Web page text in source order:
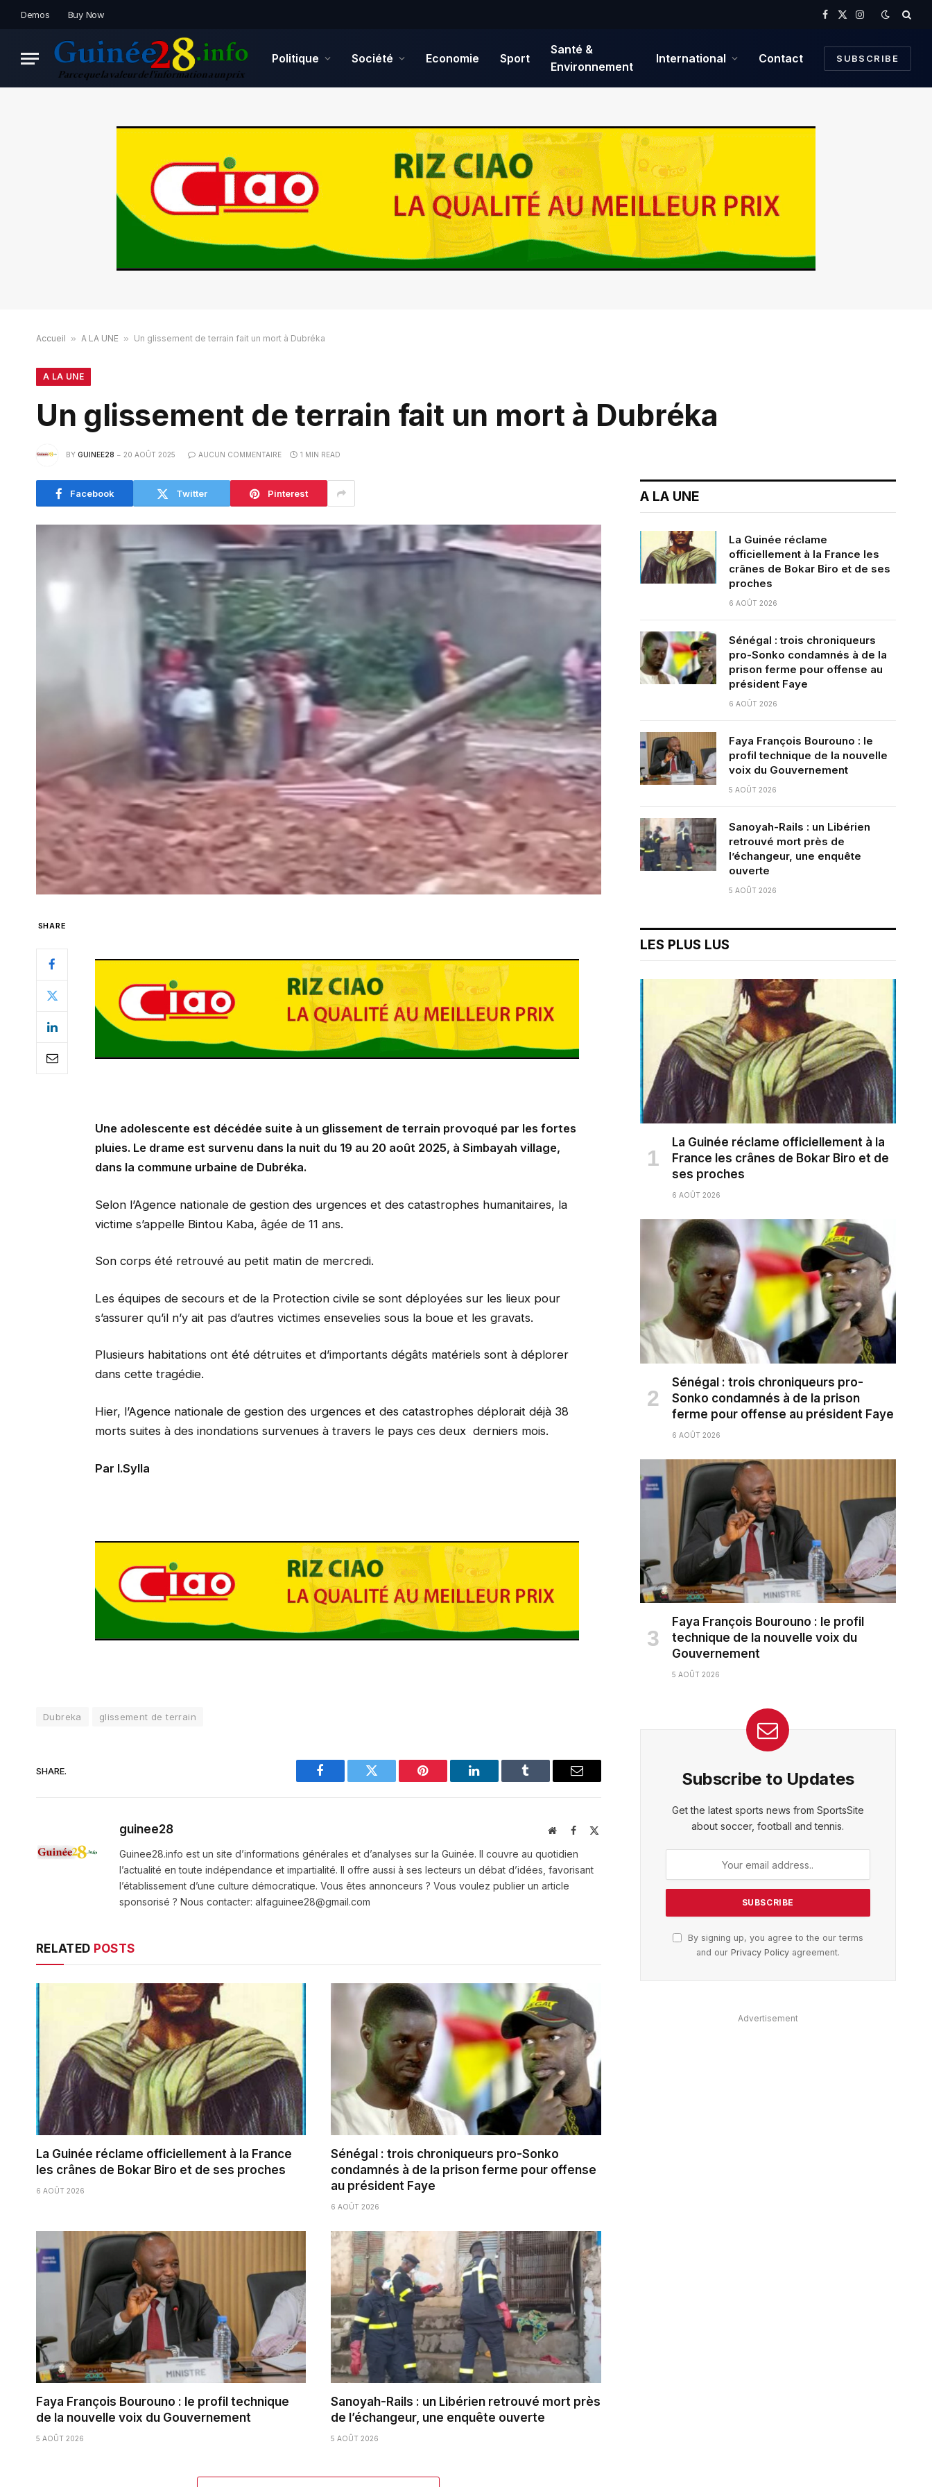
Demos Buy Now
Facebook
X
Instagram
Politique Société Economie Sport
Santé &
Environnement
International Contact SUBSCRIBE
Accueil » A LA UNE » Un glissement de terrain fait un mort à Dubréka
A LA UNE
Un glissement de terrain fait un mort à Dubréka
BY GUINEE28 20 AOÛT 2025 AUCUN COMMENTAIRE 1 MIN READ
Facebook Twitter Pinterest
SHARE
Une adolescente est décédée suite à un glissement de terrain provoqué par les fortes
pluies. Le drame est survenu dans la nuit du 19 au 20 août 2025, à Simbayah village,
dans la commune urbaine de Dubréka.
Selon l’Agence nationale de gestion des urgences et des catastrophes humanitaires, la
victime s’appelle Bintou Kaba, âgée de 11 ans.
Son corps été retrouvé au petit matin de mercredi.
Les équipes de secours et de la Protection civile se sont déployées sur les lieux pour
s’assurer qu’il n’y ait pas d’autres victimes ensevelies sous la boue et les gravats.
Plusieurs habitations ont été détruites et d’importants dégâts matériels sont à déplorer
dans cette tragédie.
Hier, l’Agence nationale de gestion des urgences et des catastrophes déplorait déjà 38
morts suites à des inondations survenues à travers le pays ces deux derniers mois.
Par I.Sylla
Dubreka glissement de terrain
SHARE.
Facebook Twitter Pinterest LinkedIn Tumblr Email
guinee28 WebsiteFacebook
X
Guinee28.info est un site d’informations générales et d’analyses sur la Guinée. Il couvre au quotidien
l’actualité en toute indépendance et impartialité. Il offre aussi à ses lecteurs un débat d’idées, favorisant
l’établissement d’une culture démocratique. Vous êtes annonceurs ? Vous voulez publier un article
sponsorisé ? Nous contacter: alfaguinee28@gmail.com
RELATED POSTS
La Guinée réclame officiellement à la France
les crânes de Bokar Biro et de ses proches
6 AOÛT 2026
Sénégal : trois chroniqueurs pro-Sonko
condamnés à de la prison ferme pour offense
au président Faye
6 AOÛT 2026
Faya François Bourouno : le profil technique
de la nouvelle voix du Gouvernement
5 AOÛT 2026
Sanoyah-Rails : un Libérien retrouvé mort près
de l’échangeur, une enquête ouverte
5 AOÛT 2026
A LA UNE
La Guinée réclame
officiellement à la France les
crânes de Bokar Biro et de ses
proches
6 AOÛT 2026
Sénégal : trois chroniqueurs
pro-Sonko condamnés à de la
prison ferme pour offense au
président Faye
6 AOÛT 2026
Faya François Bourouno : le
profil technique de la nouvelle
voix du Gouvernement
5 AOÛT 2026
Sanoyah-Rails : un Libérien
retrouvé mort près de
l’échangeur, une enquête
ouverte
5 AOÛT 2026
LES PLUS LUS
La Guinée réclame officiellement à la
France les crânes de Bokar Biro et de
ses proches
6 AOÛT 2026
Sénégal : trois chroniqueurs pro-
Sonko condamnés à de la prison
ferme pour offense au président Faye
6 AOÛT 2026
Faya François Bourouno : le profil
technique de la nouvelle voix du
Gouvernement
5 AOÛT 2026
Subscribe to Updates
Get the latest sports news from SportsSite
about soccer, football and tennis.
By signing up, you agree to the our terms
and our Privacy Policyagreement.
Advertisement